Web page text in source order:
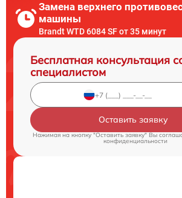
Замена верхнего
машины
Brandt WTD 6084 SF от 35 минут
Бесплатная консультация
специалистом
Оставить заявку
Нажимая на кнопку "Оставить заявку" Вы
конфиденциальности